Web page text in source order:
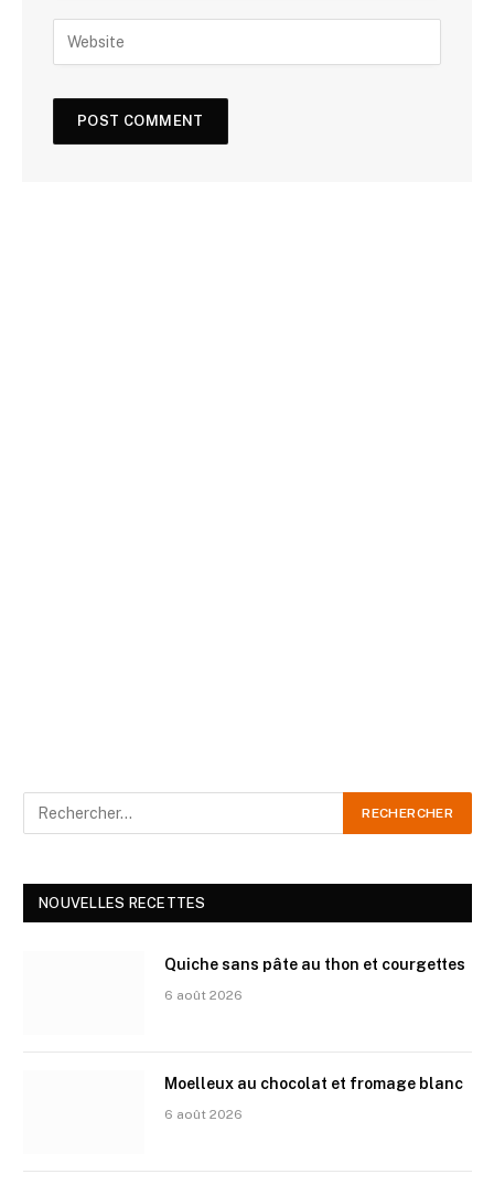
NOUVELLES RECETTES
Quiche sans pâte au thon et courgettes
6 août 2026
Moelleux au chocolat et fromage blanc
6 août 2026